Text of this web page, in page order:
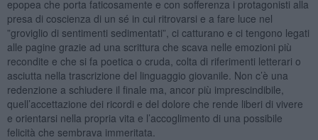
epopea che porta faticosamente e con sofferenza i protagonisti alla
presa di coscienza di un sé in cui ritrovarsi e a fare luce nel
”groviglio di sentimenti sedimentati”, ci catturano e ci tengono legati
alle pagine grazie ad una scrittura che scava nelle emozioni più
recondite e che si fa poetica o cruda, colta di riferimenti letterari o
asciutta nella trascrizione del linguaggio giovanile. Non c’è una
redenzione a schiudere il finale ma, ancor più imprescindibile,
quell’accettazione dei ricordi e del dolore che rende liberi di vivere
e orientarsi nella propria vita e l’accoglimento di una possibile
felicità che sembrava immeritata.